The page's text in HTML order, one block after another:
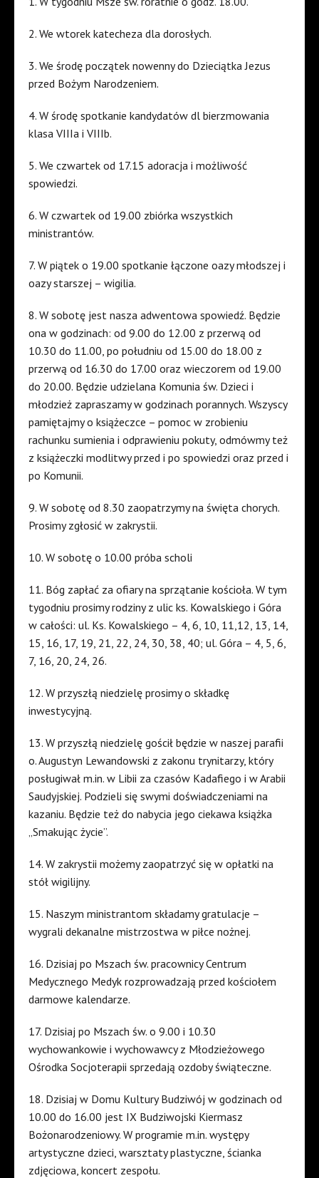
2. We wtorek katecheza dla dorosłych.
3. We środę początek nowenny do Dzieciątka Jezus
przed Bożym Narodzeniem.
4. W środę spotkanie kandydatów dl bierzmowania
klasa VIIIa i VIIIb.
5. We czwartek od 17.15 adoracja i możliwość
spowiedzi.
6. W czwartek od 19.00 zbiórka wszystkich
ministrantów.
7. W piątek o 19.00 spotkanie łączone oazy młodszej i
oazy starszej – wigilia.
8. W sobotę jest nasza adwentowa spowiedź. Będzie
ona w godzinach: od 9.00 do 12.00 z przerwą od
10.30 do 11.00, po południu od 15.00 do 18.00 z
przerwą od 16.30 do 17.00 oraz wieczorem od 19.00
do 20.00. Będzie udzielana Komunia św. Dzieci i
młodzież zapraszamy w godzinach porannych. Wszyscy
pamiętajmy o książeczce – pomoc w zrobieniu
rachunku sumienia i odprawieniu pokuty, odmówmy też
z książeczki modlitwy przed i po spowiedzi oraz przed i
po Komunii.
9. W sobotę od 8.30 zaopatrzymy na święta chorych.
Prosimy zgłosić w zakrystii.
10. W sobotę o 10.00 próba scholi
11. Bóg zapłać za ofiary na sprzątanie kościoła. W tym
tygodniu prosimy rodziny z ulic ks. Kowalskiego i Góra
w całości: ul. Ks. Kowalskiego – 4, 6, 10, 11,12, 13, 14,
15, 16, 17, 19, 21, 22, 24, 30, 38, 40; ul. Góra – 4, 5, 6,
7, 16, 20, 24, 26.
12. W przyszłą niedzielę prosimy o składkę
inwestycyjną.
13. W przyszłą niedzielę gościł będzie w naszej parafii
o. Augustyn Lewandowski z zakonu trynitarzy, który
posługiwał m.in. w Libii za czasów Kadafiego i w Arabii
Saudyjskiej. Podzieli się swymi doświadczeniami na
kazaniu. Będzie też do nabycia jego ciekawa książka
„Smakując życie”.
14. W zakrystii możemy zaopatrzyć się w opłatki na
stół wigilijny.
15. Naszym ministrantom składamy gratulacje –
wygrali dekanalne mistrzostwa w piłce nożnej.
16. Dzisiaj po Mszach św. pracownicy Centrum
Medycznego Medyk rozprowadzają przed kościołem
darmowe kalendarze.
17. Dzisiaj po Mszach św. o 9.00 i 10.30
wychowankowie i wychowawcy z Młodzieżowego
Ośrodka Socjoterapii sprzedają ozdoby świąteczne.
18. Dzisiaj w Domu Kultury Budziwój w godzinach od
10.00 do 16.00 jest IX Budziwojski Kiermasz
Bożonarodzeniowy. W programie m.in. występy
artystyczne dzieci, warsztaty plastyczne, ścianka
zdjęciowa, koncert zespołu.